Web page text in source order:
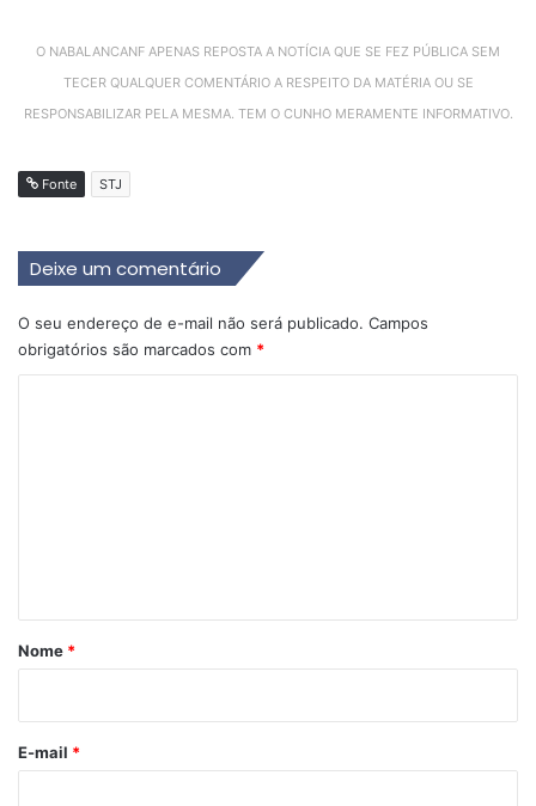
O NABALANCANF APENAS REPOSTA A NOTÍCIA QUE SE FEZ PÚBLICA SEM
TECER QUALQUER COMENTÁRIO A RESPEITO DA MATÉRIA OU SE
RESPONSABILIZAR PELA MESMA. TEM O CUNHO MERAMENTE INFORMATIVO.
Fonte STJ
Deixe um comentário
O seu endereço de e-mail não será publicado. Campos
obrigatórios são marcados com *
r
*
Nome *
E-mail *